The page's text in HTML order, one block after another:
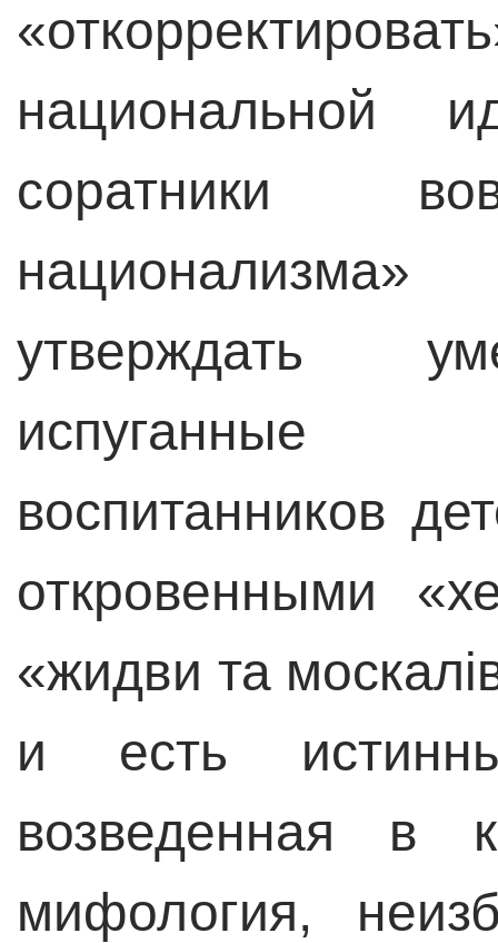
соратники
утверждать
воспитанников
откровенными
«жидви та
и есть
возведенная в
мифология,